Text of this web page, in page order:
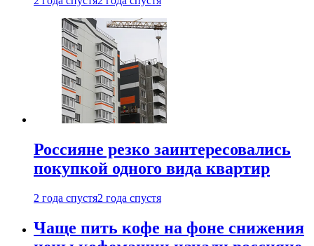
Россияне резко заинтересовались
покупкой одного вида квартир
2 года спустя2 года спустя
Чаще пить кофе на фоне снижения